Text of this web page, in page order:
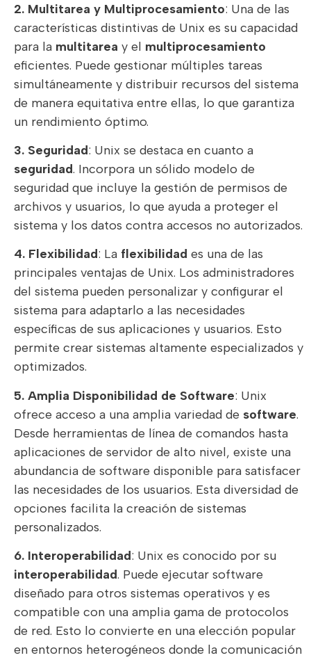
2. Multitarea y Multiprocesamiento: Una de las
características distintivas de Unix es su capacidad
para la multitarea y el multiprocesamiento
eficientes. Puede gestionar múltiples tareas
simultáneamente y distribuir recursos del sistema
de manera equitativa entre ellas, lo que garantiza
un rendimiento óptimo.
3. Seguridad: Unix se destaca en cuanto a
seguridad. Incorpora un sólido modelo de
seguridad que incluye la gestión de permisos de
archivos y usuarios, lo que ayuda a proteger el
sistema y los datos contra accesos no autorizados.
4. Flexibilidad: La flexibilidad es una de las
principales ventajas de Unix. Los administradores
del sistema pueden personalizar y configurar el
sistema para adaptarlo a las necesidades
específicas de sus aplicaciones y usuarios. Esto
permite crear sistemas altamente especializados y
optimizados.
5. Amplia Disponibilidad de Software: Unix
ofrece acceso a una amplia variedad de software.
Desde herramientas de línea de comandos hasta
aplicaciones de servidor de alto nivel, existe una
abundancia de software disponible para satisfacer
las necesidades de los usuarios. Esta diversidad de
opciones facilita la creación de sistemas
personalizados.
6. Interoperabilidad: Unix es conocido por su
interoperabilidad. Puede ejecutar software
diseñado para otros sistemas operativos y es
compatible con una amplia gama de protocolos
de red. Esto lo convierte en una elección popular
en entornos heterogéneos donde la comunicación